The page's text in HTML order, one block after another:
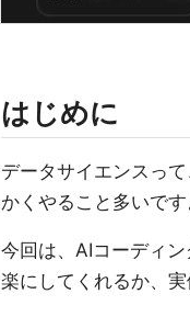
はじめに
データサイエンスっ
かくやること多いで
今回は、AIコーディ
楽にしてくれるか、